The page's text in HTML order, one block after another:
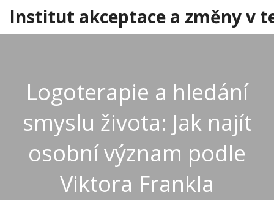
Institut akceptace a změny v
Logoterapie a hledání
smyslu života: Jak najít
osobní význam podle
Viktora Frankla